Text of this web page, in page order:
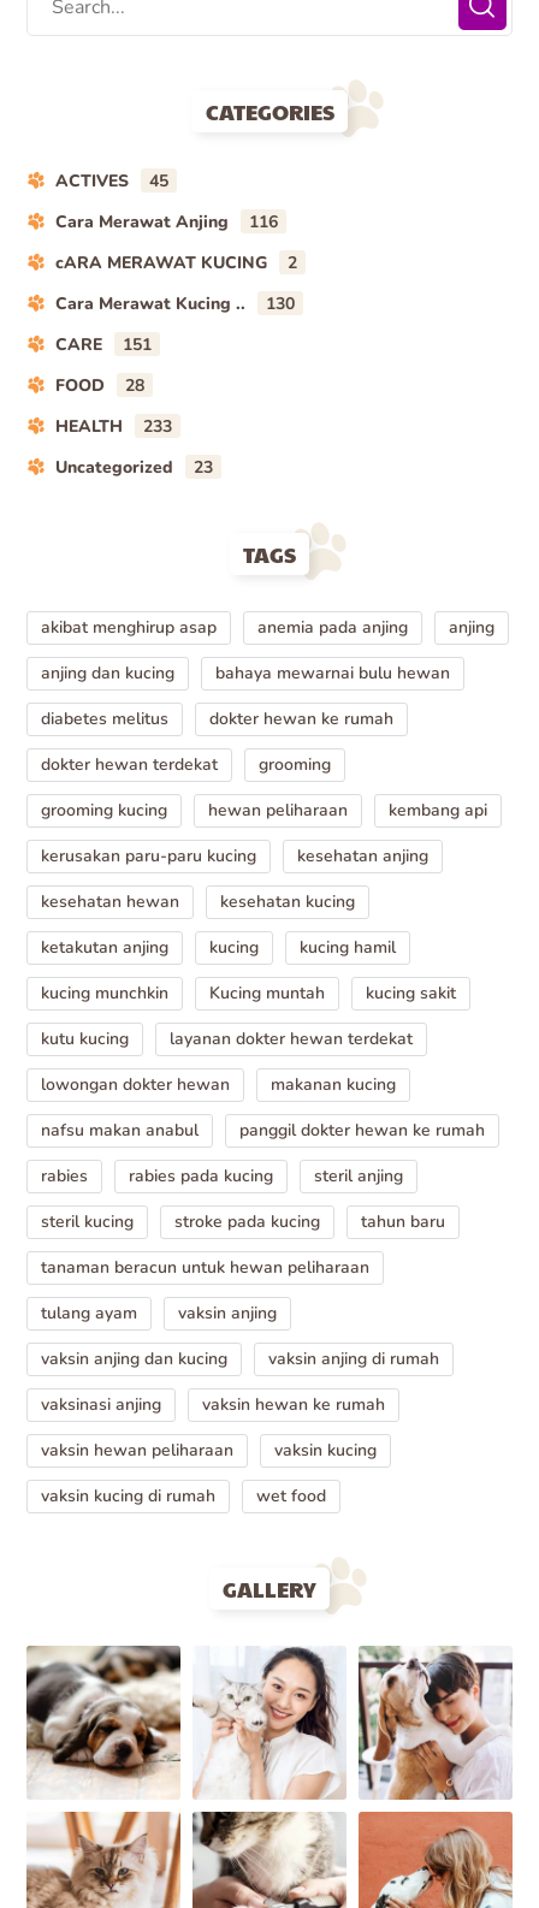
CATEGORIES
ACTIVES
45
Cara Merawat Anjing
116
cARA MERAWAT KUCING
2
Cara Merawat Kucing ..
130
CARE
151
FOOD
28
HEALTH
233
Uncategorized
23
TAGS
akibat menghirup asap anemia pada anjing
anjing
anjing dan kucing
bahaya mewarnai bulu hewan
diabetes melitus
dokter hewan ke rumah
dokter hewan terdekat
grooming
grooming kucing
hewan peliharaan
kembang api
kerusakan paru-paru kucing
kesehatan anjing
kesehatan hewan
kesehatan kucing
ketakutan anjing
kucing
kucing hamil
kucing munchkin
Kucing muntah
kucing sakit
kutu kucing
layanan dokter hewan terdekat
lowongan dokter hewan
makanan kucing
nafsu makan anabul
panggil dokter hewan ke rumah
rabies
rabies pada kucing
steril anjing
steril kucing
stroke pada kucing
tahun baru
tanaman beracun untuk hewan peliharaan
tulang ayam
vaksin anjing
vaksin anjing dan kucing
vaksin anjing di rumah
vaksinasi anjing
vaksin hewan ke rumah
vaksin hewan peliharaan
vaksin kucing
vaksin kucing di rumah
wet food
GALLERY